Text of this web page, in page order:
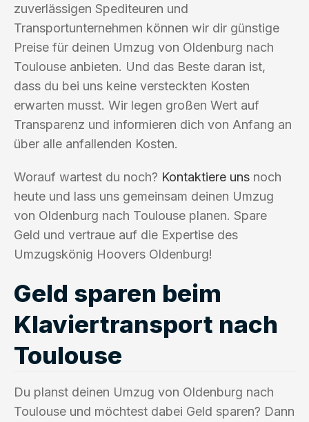
zuverlässigen Spediteuren und
Transportunternehmen können wir dir günstige
Preise für deinen Umzug von Oldenburg nach
Toulouse anbieten. Und das Beste daran ist,
dass du bei uns keine versteckten Kosten
erwarten musst. Wir legen großen Wert auf
Transparenz und informieren dich von Anfang an
über alle anfallenden Kosten.
Worauf wartest du noch? Kontaktiere uns noch
heute und lass uns gemeinsam deinen Umzug
von Oldenburg nach Toulouse planen. Spare
Geld und vertraue auf die Expertise des
Umzugskönig Hoovers Oldenburg!
Geld sparen beim
Klaviertransport nach
Toulouse
Du planst deinen Umzug von Oldenburg nach
Toulouse und möchtest dabei Geld sparen? Dann